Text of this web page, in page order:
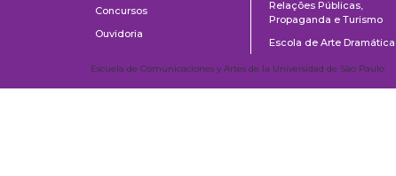
Concursos
Ouvidoria
Relações Públicas,
Propaganda e Turismo
Escola de Arte Dramática
Escuela de Comunicaciones y Artes de la Universidad de São Paulo